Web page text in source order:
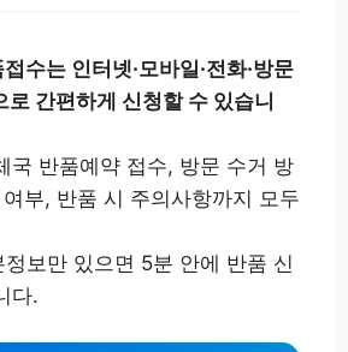
수는 인터넷·모바일·전화·방문
로 간편하게 신청할 수 있습니
국 반품예약 접수, 방문 수거 방
부, 반품 시 주의사항까지 모두
보만 있으면 5분 안에 반품 신
다.